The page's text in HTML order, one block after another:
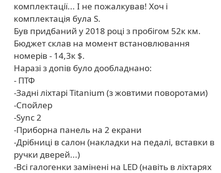
комплектації... І не пожалкував! Хоч і
комплектація була S.
Був придбаний у 2018 році з пробігом 52к км.
Бюджет склав на момент встановлювання
номерів - 14,3к $.
Наразі з допів було дообладнано:
- ПТФ
-Задні ліхтарі Titanium (з жовтими поворотами)
-Спойлер
-Sync 2
-Приборна панель на 2 екрани
-Дрібниці в салон (накладки на педалі, вставки в
ручки дверей...)
-Всі галогенки замінені на LED (навіть в ліхтарях